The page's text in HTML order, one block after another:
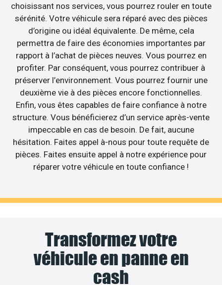
choisissant nos services, vous pourrez rouler en toute
sérénité. Votre véhicule sera réparé avec des pièces
d’origine ou idéal équivalente. De même, cela
permettra de faire des économies importantes par
rapport à l’achat de pièces neuves. Vous pourrez en
profiter. Par conséquent, vous pourrez contribuer à
préserver l’environnement. Vous pourrez fournir une
deuxième vie à des pièces encore fonctionnelles.
Enfin, vous êtes capables de faire confiance à notre
structure. Vous bénéficierez d’un service après-vente
impeccable en cas de besoin. De fait, aucune
hésitation. Faites appel à-nous pour toute requête de
pièces. Faites ensuite appel à notre expérience pour
réparer votre véhicule en toute confiance !
Transformez votre
véhicule en panne en
cash